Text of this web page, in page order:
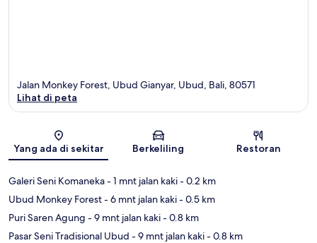
Peta
Jalan Monkey Forest, Ubud Gianyar, Ubud, Bali, 80571
Lihat di peta
Yang ada di sekitar Berkeliling Restoran
Galeri Seni Komaneka- 1 mnt jalan kaki- 0.2 km
Ubud Monkey Forest- 6 mnt jalan kaki- 0.5 km
Puri Saren Agung - 9 mnt jalan kaki- 0.8 km
Pasar Seni Tradisional Ubud - 9 mnt jalan kaki- 0.8 km